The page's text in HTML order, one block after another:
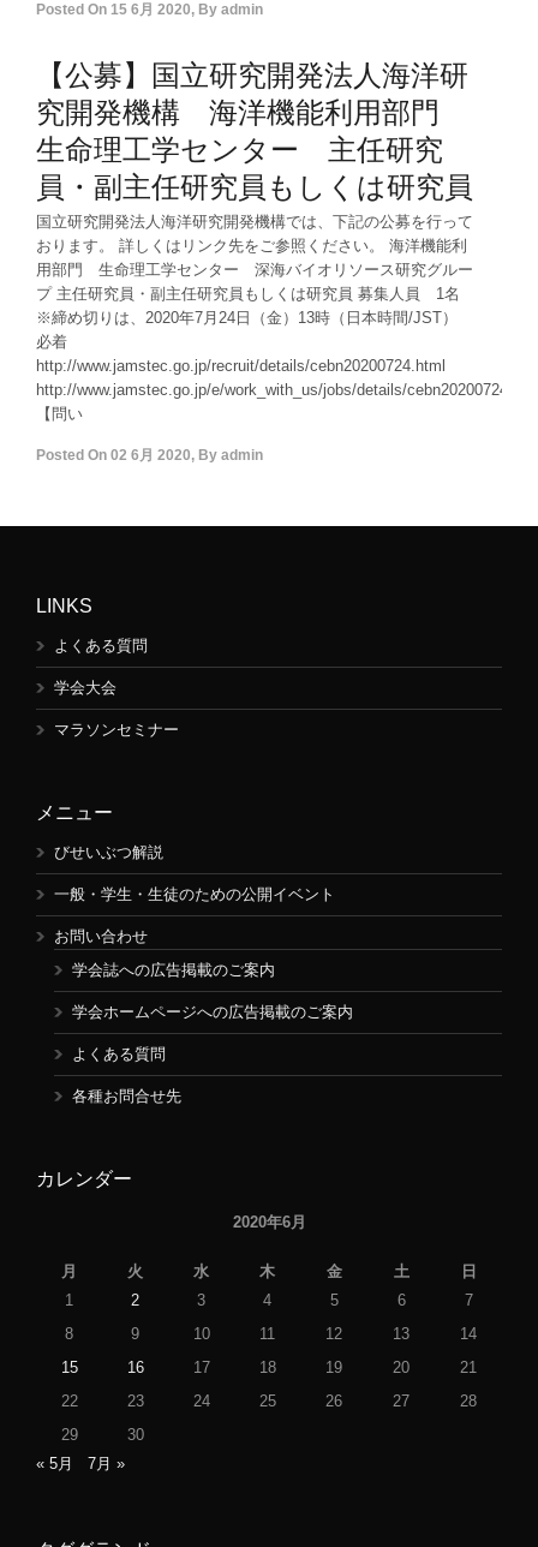
Posted On 15 6月 2020, By admin
【公募】国立研究開発法人海洋研
究開発機構 海洋機能利用部門
生命理工学センター 主任研究
員・副主任研究員もしくは研究員
国立研究開発法人海洋研究開発機構では、下記の公募を行って
おります。 詳しくはリンク先をご参照ください。 海洋機能利
用部門 生命理工学センター 深海バイオリソース研究グルー
プ 主任研究員・副主任研究員もしくは研究員 募集人員 1名
※締め切りは、2020年7月24日（金）13時（日本時間/JST）
必着
http://www.jamstec.go.jp/recruit/details/cebn20200724.html
http://www.jamstec.go.jp/e/work_with_us/jobs/details/
【問い
Posted On 02 6月 2020, By admin
LINKS
よくある質問
学会大会
マラソンセミナー
メニュー
びせいぶつ解説
一般・学生・生徒のための公開イベント
お問い合わせ
学会誌への広告掲載のご案内
学会ホームページへの広告掲載のご案内
よくある質問
各種お問合せ先
カレンダー
2020年6月
月 火 水 木 金 土
日
1
2 3 4 5 6
7
8
9 10 11 12 13
14
15
16 17 18 19 20
21
22
23 24 25 26 27
28
29
30
« 5月
7月 »